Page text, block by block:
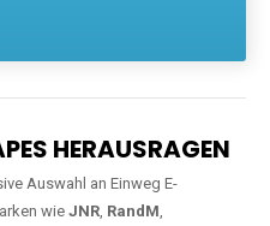
HERAUSRAGEN
Auswahl an Einweg E-
wie JNR, RandM,